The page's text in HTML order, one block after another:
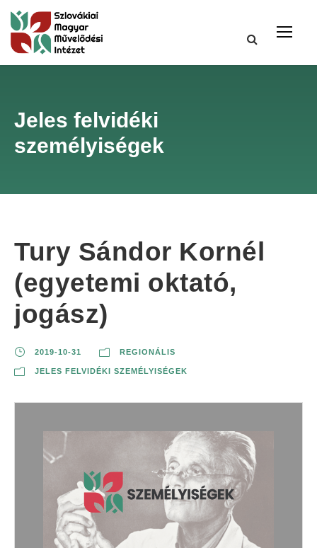
Jeles felvidéki
személyiségek
Tury Sándor Kornél
(egyetemi oktató,
jogász)
2019-10-31 REGIONÁLIS
JELES FELVIDÉKI SZEMÉLYISÉGEK